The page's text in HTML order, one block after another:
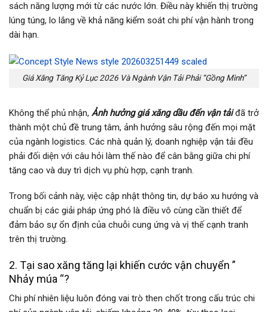
sách năng lượng mới từ các nước lớn. Điều này khiến thị trường
lúng túng, lo lắng về khả năng kiểm soát chi phí vận hành trong
dài hạn.
Giá Xăng Tăng Kỷ Lục 2026 Và Ngành Vận Tải Phải “Gồng Mình”
Không thể phủ nhận, Ảnh hưởng giá xăng dầu đến vận tảiđã trở
thành một chủ đề trung tâm, ảnh hưởng sâu rộng đến mọi mặt
của ngành logistics. Các nhà quản lý, doanh nghiệp vận tải đều
phải đối diện với câu hỏi làm thế nào để cân bằng giữa chi phí
tăng cao và duy trì dịch vụ phù hợp, cạnh tranh.
Trong bối cảnh này, việc cập nhật thông tin, dự báo xu hướng và
chuẩn bị các giải pháp ứng phó là điều vô cùng cần thiết để
đảm bảo sự ổn định của chuỗi cung ứng và vị thế cạnh tranh
trên thị trường.
2. Tại sao xăng tăng lại khiến cước vận chuyển ”
Nhảy múa “?
Chi phí nhiên liệu luôn đóng vai trò then chốt trong cấu trúc chi